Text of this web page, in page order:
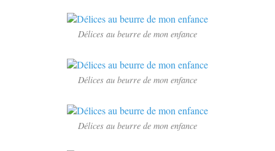
Délices au beurre de mon enfance
Délices au beurre de mon enfance
Délices au beurre de mon enfance